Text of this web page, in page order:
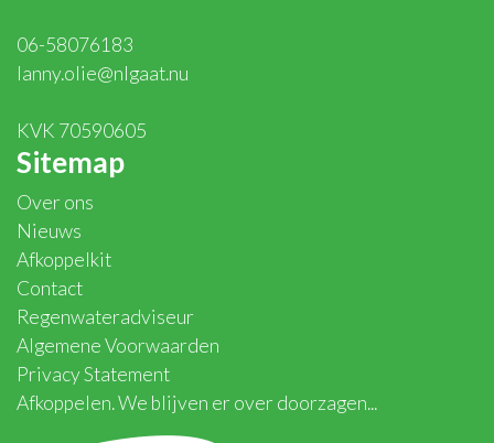
06-58076183
lanny.olie@nlgaat.nu
KVK 70590605
Sitemap
Over ons
Nieuws
Afkoppelkit
Contact
Regenwateradviseur
Algemene Voorwaarden
Privacy Statement
Afkoppelen. We blijven er over doorzagen...